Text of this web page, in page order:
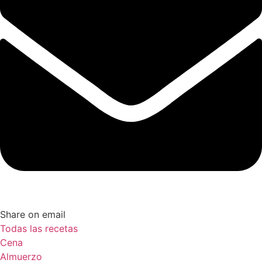
Share on email
Todas las recetas
Cena
Almuerzo